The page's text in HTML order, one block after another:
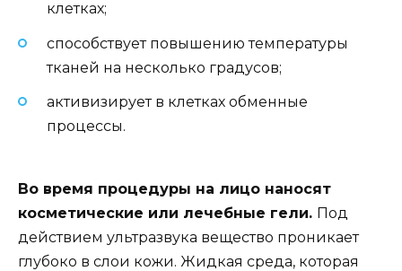
клетках;
способствует повышению температуры
тканей на несколько градусов;
активизирует в клетках обменные
процессы.
Во время процедуры на лицо наносят
косметические или лечебные гели. Под
действием ультразвука вещество проникает
глубоко в слои кожи. Жидкая среда, которая